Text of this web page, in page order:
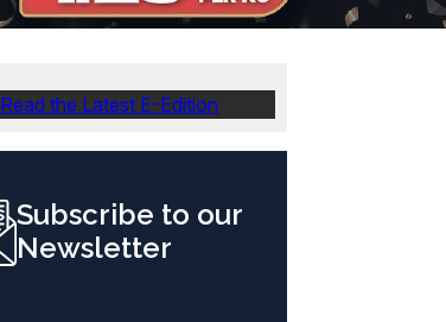
Read the Latest E-Edition
Subscribe to our
Newsletter